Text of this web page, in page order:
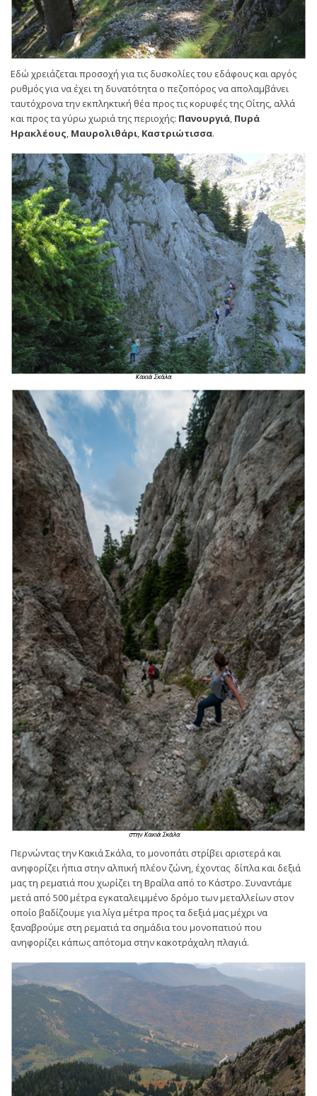
Εδώ χρειάζεται προσοχή για τις δυσκολίες του εδάφους και αργός
ρυθμός για να έχει τη δυνατότητα ο πεζοπόρος να απολαμβάνει
ταυτόχρονα την εκπληκτική θέα προς τις κορυφές της Οίτης, αλλά
και προς τα γύρω χωριά της περιοχής: Πανουργιά, Πυρά
Ηρακλέους, Μαυρολιθάρι, Καστριώτισσα.
Περνώντας την Κακιά Σκάλα, το μονοπάτι στρίβει αριστερά και
ανηφορίζει ήπια στην αλπική πλέον ζώνη, έχοντας δίπλα και δεξιά
μας τη ρεματιά που χωρίζει τη Βραΐλα από το Κάστρο. Συναντάμε
μετά από 500 μέτρα εγκαταλειμμένο δρόμο των μεταλλείων στον
οποίο βαδίζουμε για λίγα μέτρα προς τα δεξιά μας μέχρι να
ξαναβρούμε στη ρεματιά τα σημάδια του μονοπατιού που
ανηφορίζει κάπως απότομα στην κακοτράχαλη πλαγιά.